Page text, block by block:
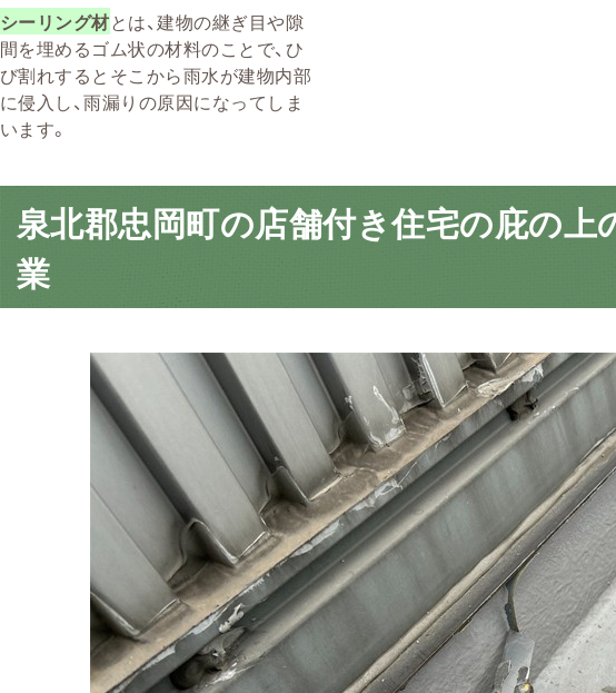
シーリング材とは、建物の継ぎ目や隙
間を埋めるゴム状の材料のことで、ひ
び割れするとそこから雨水が建物内部
に侵入し、雨漏りの原因になってしま
います。
泉北郡忠岡町の店舗付き住宅の庇の
業